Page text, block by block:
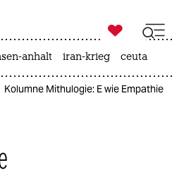
ich
ich

taz zahl ich
anhalt iran-krieg ceuta
Kolumne Mithulogie: E wie Empathie